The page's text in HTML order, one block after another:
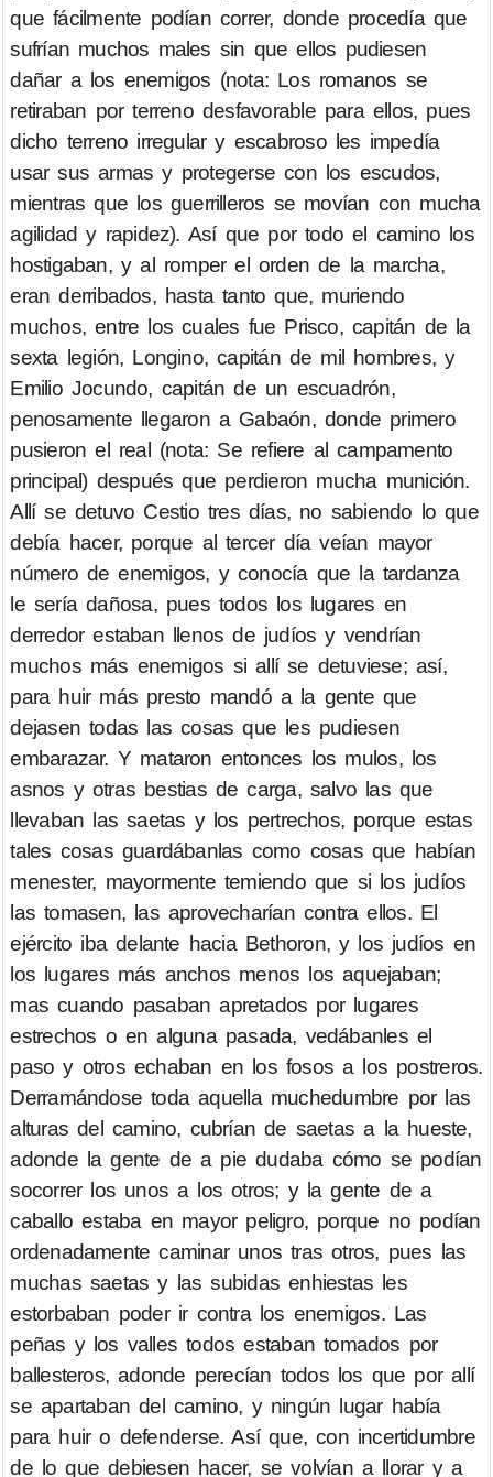
que fácilmente podían correr, donde procedía que
sufrían muchos males sin que ellos pudiesen
dañar a los enemigos (nota: Los romanos se
retiraban por terreno desfavorable para ellos, pues
dicho terreno irregular y escabroso les impedía
usar sus armas y protegerse con los escudos,
mientras que los guerrilleros se movían con mucha
agilidad y rapidez). Así que por todo el camino los
hostigaban, y al romper el orden de la marcha,
eran derribados, hasta tanto que, muriendo
muchos, entre los cuales fue Prisco, capitán de la
sexta legión, Longino, capitán de mil hombres, y
Emilio Jocundo, capitán de un escuadrón,
penosamente llegaron a Gabaón, donde primero
pusieron el real (nota: Se refiere al campamento
principal) después que perdieron mucha munición.
Allí se detuvo Cestio tres días, no sabiendo lo que
debía hacer, porque al tercer día veían mayor
número de enemigos, y conocía que la tardanza
le sería dañosa, pues todos los lugares en
derredor estaban llenos de judíos y vendrían
muchos más enemigos si allí se detuviese; así,
para huir más presto mandó a la gente que
dejasen todas las cosas que les pudiesen
embarazar. Y mataron entonces los mulos, los
asnos y otras bestias de carga, salvo las que
llevaban las saetas y los pertrechos, porque estas
tales cosas guardábanlas como cosas que habían
menester, mayormente temiendo que si los judíos
las tomasen, las aprovecharían contra ellos. El
ejército iba delante hacia Bethoron, y los judíos en
los lugares más anchos menos los aquejaban;
mas cuando pasaban apretados por lugares
estrechos o en alguna pasada, vedábanles el
paso y otros echaban en los fosos a los postreros.
Derramándose toda aquella muchedumbre por las
alturas del camino, cubrían de saetas a la hueste,
adonde la gente de a pie dudaba cómo se podían
socorrer los unos a los otros; y la gente de a
caballo estaba en mayor peligro, porque no podían
ordenadamente caminar unos tras otros, pues las
muchas saetas y las subidas enhiestas les
estorbaban poder ir contra los enemigos. Las
peñas y los valles todos estaban tomados por
ballesteros, adonde perecían todos los que por allí
se apartaban del camino, y ningún lugar había
para huir o defenderse. Así que, con incertidumbre
de lo que debiesen hacer, se volvían a llorar y a